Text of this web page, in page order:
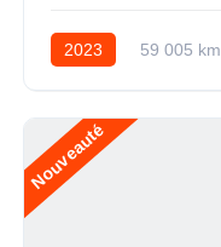
2023 59 005 km
Nouveauté